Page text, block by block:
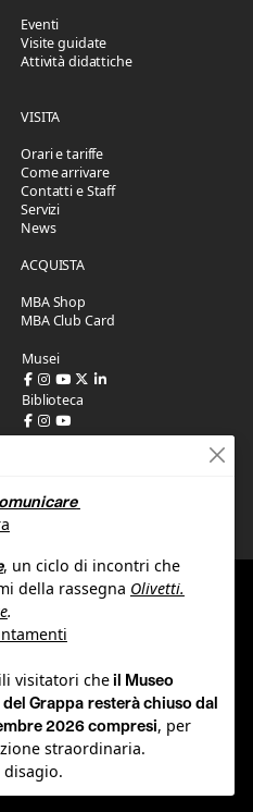
Eventi
Visite guidate
Attività didattiche
VISITA
Orari e tariffe
Come arrivare
Contatti e Staff
Servizi
News
ACQUISTA
MBA Shop
MBA Club Card
Musei
Biblioteca
Segnala un problema di
Amministrazione trasparente
Condizioni di acquisto
Cookie policy
|English
, un ciclo di incontri che
della rassegna Olivetti.
.
visitatori cheil Museo
Grappa resterà chiuso dal
2026 compresi, per
straordinaria.
disagio.
per svolgere attività
il funzionamento.
utilizza cookie statistici di